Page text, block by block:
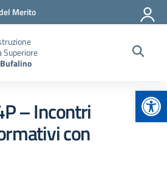
Merito
Superiore
– Incontri
con